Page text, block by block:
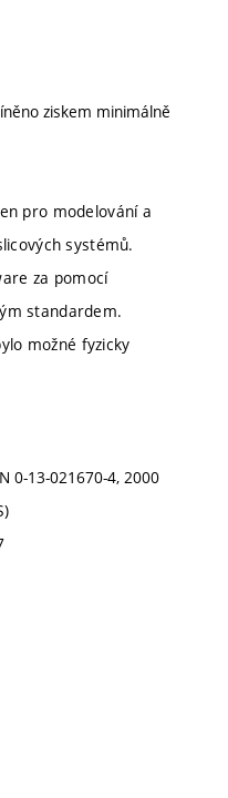
ziskem minimálně
pro modelování a
systémů.
za pomocí
standardem.
možné fyzicky
0-13-021670-4, 2000